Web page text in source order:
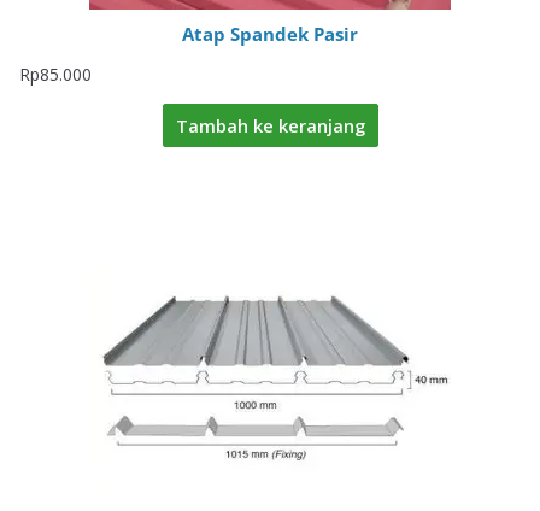
Atap Spandek Pasir
Rp85.000
Tambah ke keranjang